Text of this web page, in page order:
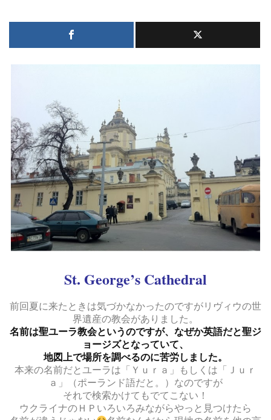
St. George’s Cathedral
前回夏に来たときは気づかなかったのですがリヴィウの世
界遺産の教会がありました。
名前は聖ユーラ教会というのですが、なぜか英語だと聖ジ
ョージズとなっていて、
地図上で場所を調べるのに苦労しました。
本来の名前だとユーラは「Ｙｕｒａ」もしくは「Ｊｕｒ
ａ」（ポーランド語だと。）なのですが
それで検索かけてもでてこない！
ウクライナのＨＰいろいろみながらやっと見つけたら